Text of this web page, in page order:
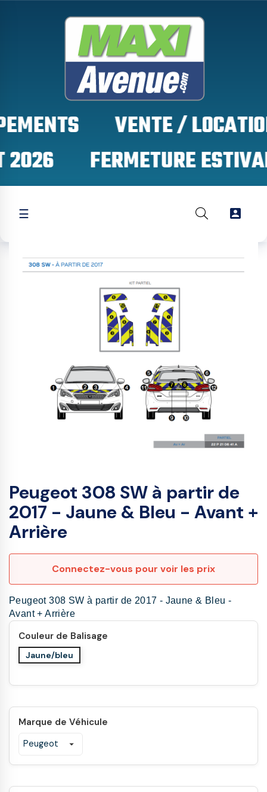
☰ 
Peugeot 308 SW à partir de
2017 - Jaune & Bleu - Avant +
Arrière
Connectez-vous pour voir les prix
Peugeot 308 SW à partir de 2017 - Jaune & Bleu -
Avant + Arrière
Couleur de Balisage
Jaune/bleu
Marque de Véhicule